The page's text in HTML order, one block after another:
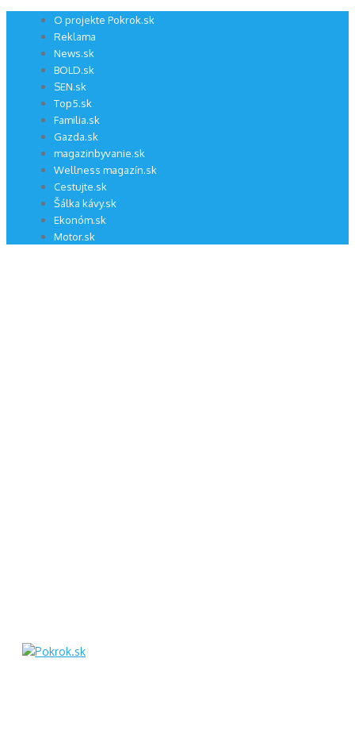
Preskočiť O projekte Pokrok.sk
Reklama
News.sk
BOLD.sk
SEN.sk
Top5.sk
Familia.sk
Gazda.sk
magazinbyvanie.sk
Wellness magazín.sk
Cestujte.sk
Šálka kávy.sk
Ekonóm.sk
Motor.sk